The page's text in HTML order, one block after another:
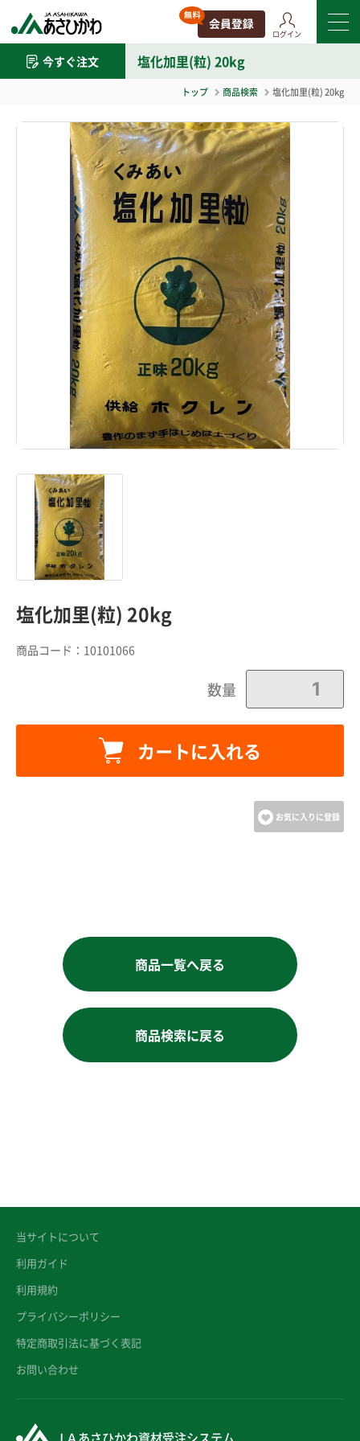
ログイン
今すぐ注文 塩化加里(粒) 20kg
トップ 商品検索 塩化加里(粒) 20kg
塩化加里(粒) 20kg
商品コード： 10101066
数量
カートに入れる
カートに追加しました。
カートへ進む
お気に入りに登録
商品一覧へ戻る
商品検索に戻る
当サイトについて
利用ガイド
利用規約
プライバシーポリシー
特定商取引法に基づく表記
お問い合わせ
ＪＡあさひかわ資材受注システム